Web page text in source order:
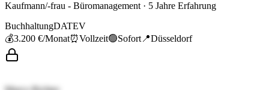
Kaufmann/-frau - Büromanagement · 5 Jahre Erfahrung
BuchhaltungDATEV
💰3.200 €/Monat⏰Vollzeit🟢Sofort 📍Düsseldorf